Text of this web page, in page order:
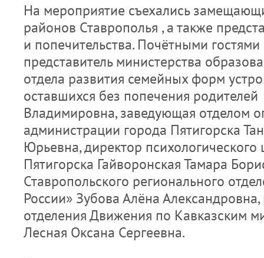
На мероприятие съехались
районов Ставрополья , а также
и попечительства. Почётными
представитель министерства
отдела развития семейных форм
оставшихся без попечения
Владимировна, заведующая отделом
администрации города Пятигорска
Юрьевна, директор психологического
Пятигорска Гайворонская Тамара
Ставропольского регионального
России» Зубова Алёна Александровна,
отделения Движения по Кавказским
Лесная Оксана Сергеевна.